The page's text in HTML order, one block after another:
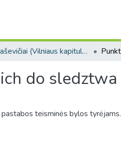
Braševičiai (Vilniaus kapitulos fondas. F43. Bažnytinės valdos)
do sledztwa
teisminės bylos tyrėjams.